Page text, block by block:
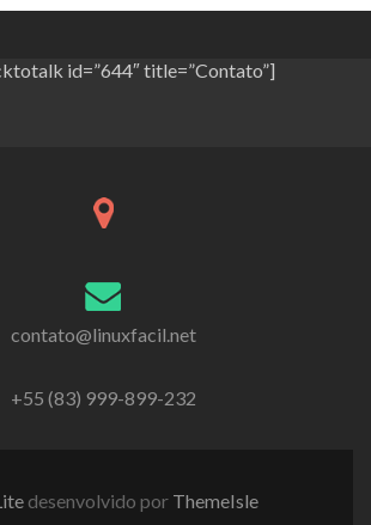
id=”644″ title=”Contato”]
contato@linuxfacil.net
+55 (83) 999-899-232
desenvolvido por ThemeIsle